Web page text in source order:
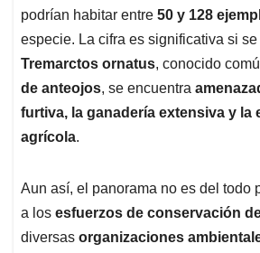
podrían habitar entre 50 y 128
especie. La cifra es significativa si se
Tremarctos ornatus, conocido
de anteojos, se encuentra
furtiva, la ganadería extensiva y la
agrícola.
Aun así, el panorama no es del todo
a los esfuerzos de conservación
diversas organizaciones